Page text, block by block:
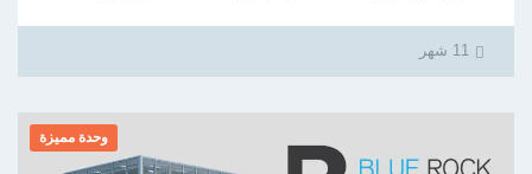
11 شهر
وحدة مميزة